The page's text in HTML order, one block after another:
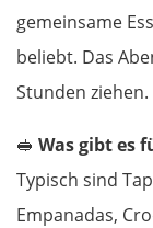
gemeinsame
beliebt. Das
Stunden ziehen.
🥪 Was gibt es
Typisch sind
Empanadas,
Chalkida
SÜDROUTE
Athen
Korinth